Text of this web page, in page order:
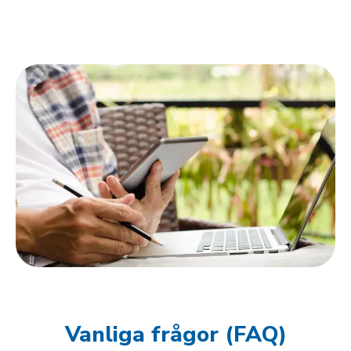
Vanliga frågor (FAQ)